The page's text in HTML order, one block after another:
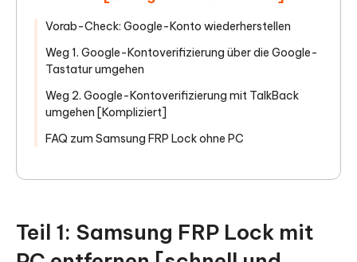
Vorab-Check: Google-Konto wiederherstellen
Weg 1. Google-Kontoverifizierung über die Google-
Tastatur umgehen
Weg 2. Google-Kontoverifizierung mit TalkBack
umgehen [Kompliziert]
FAQ zum Samsung FRP Lock ohne PC
Teil 1: Samsung FRP Lock mit